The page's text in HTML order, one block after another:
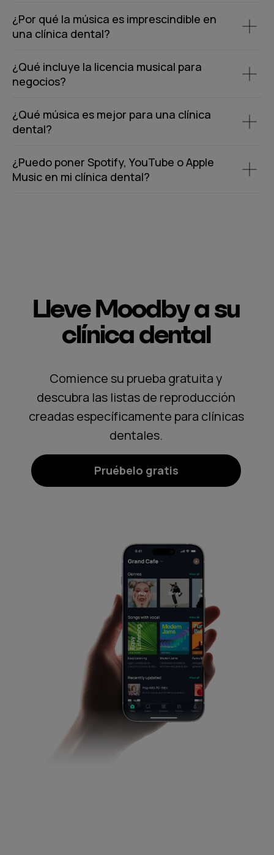
¿Por qué la música es imprescindible en
una clínica dental?
¿Qué incluye la licencia musical para
negocios?
¿Qué música es mejor para una clínica
dental?
¿Puedo poner Spotify, YouTube o Apple
Music en mi clínica dental?
Lleve Moodby a su
clínica dental
Comience su prueba gratuita y
descubra las listas de reproducción
creadas específicamente para clínicas
dentales.
Pruébelo gratis